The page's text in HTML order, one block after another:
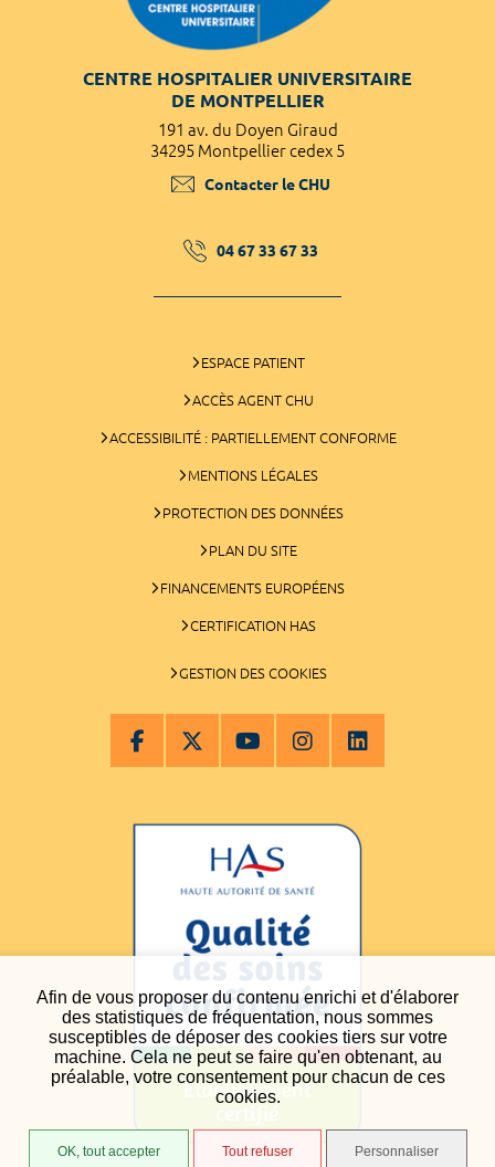
Afin de vous proposer du contenu enrichi et d'élaborer
des statistiques de fréquentation, nous sommes
susceptibles de déposer des cookies tiers sur votre
machine. Cela ne peut se faire qu'en obtenant, au
préalable, votre consentement pour chacun de ces
cookies.
OK, tout accepter Tout refuser Personnaliser
CENTRE HOSPITALIER UNIVERSITAIRE
DE MONTPELLIER
191 av. du Doyen Giraud
34295 Montpellier cedex 5
Contacter le CHU
04 67 33 67 33
ESPACE PATIENT
ACCÈS AGENT CHU
ACCESSIBILITÉ : PARTIELLEMENT CONFORME
MENTIONS LÉGALES
PROTECTION DES DONNÉES
PLAN DU SITE
FINANCEMENTS EUROPÉENS
CERTIFICATION HAS
GESTION DES COOKIES